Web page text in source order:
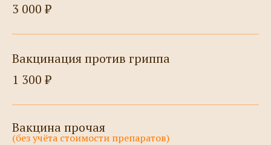
3 000 ₽
Вакцинация против гриппа
1 300 ₽
Вакцина прочая
(без учёта стоимости препаратов)